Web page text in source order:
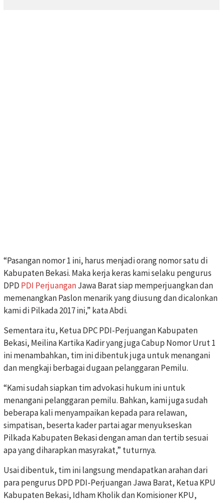
“Pasangan nomor 1 ini, harus menjadi orang nomor satu di
Kabupaten Bekasi. Maka kerja keras kami selaku pengurus
DPD PDI PerjuanganJawa Barat siap memperjuangkan dan
memenangkan Paslon menarik yang diusung dan dicalonkan
kami di Pilkada 2017 ini,” kata Abdi.
Sementara itu, Ketua DPC PDI-Perjuangan Kabupaten
Bekasi, Meilina Kartika Kadir yang juga Cabup Nomor Urut 1
ini menambahkan, tim ini dibentuk juga untuk menangani
dan mengkaji berbagai dugaan pelanggaran Pemilu.
“Kami sudah siapkan tim advokasi hukum ini untuk
menangani pelanggaran pemilu. Bahkan, kami juga sudah
beberapa kali menyampaikan kepada para relawan,
simpatisan, beserta kader partai agar menyukseskan
Pilkada Kabupaten Bekasi dengan aman dan tertib sesuai
apa yang diharapkan masyrakat,” tuturnya.
Usai dibentuk, tim ini langsung mendapatkan arahan dari
para pengurus DPD PDI-Perjuangan Jawa Barat, Ketua KPU
Kabupaten Bekasi, Idham Kholik dan Komisioner KPU,